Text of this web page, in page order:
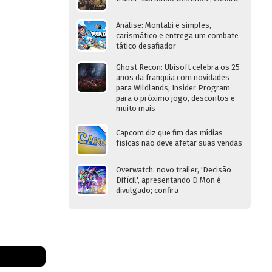
Análise: Montabi é simples,
carismático e entrega um combate
tático desafiador
Ghost Recon: Ubisoft celebra os 25
anos da franquia com novidades
para Wildlands, Insider Program
para o próximo jogo, descontos e
muito mais
Capcom diz que fim das mídias
físicas não deve afetar suas vendas
Overwatch: novo trailer, 'Decisão
Difícil', apresentando D.Mon é
divulgado; confira